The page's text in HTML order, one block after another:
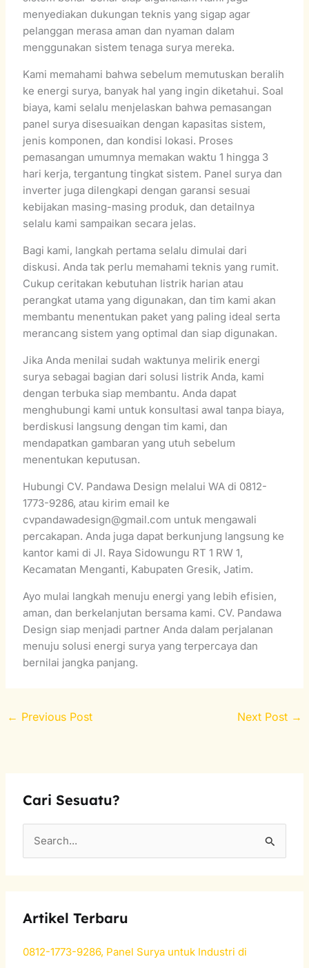
menyediakan dukungan teknis yang sigap agar
pelanggan merasa aman dan nyaman dalam
menggunakan sistem tenaga surya mereka.
Kami memahami bahwa sebelum memutuskan beralih
ke energi surya, banyak hal yang ingin diketahui. Soal
biaya, kami selalu menjelaskan bahwa pemasangan
panel surya disesuaikan dengan kapasitas sistem,
jenis komponen, dan kondisi lokasi. Proses
pemasangan umumnya memakan waktu 1 hingga 3
hari kerja, tergantung tingkat sistem. Panel surya dan
inverter juga dilengkapi dengan garansi sesuai
kebijakan masing-masing produk, dan detailnya
selalu kami sampaikan secara jelas.
Bagi kami, langkah pertama selalu dimulai dari
diskusi. Anda tak perlu memahami teknis yang rumit.
Cukup ceritakan kebutuhan listrik harian atau
perangkat utama yang digunakan, dan tim kami akan
membantu menentukan paket yang paling ideal serta
merancang sistem yang optimal dan siap digunakan.
Jika Anda menilai sudah waktunya melirik energi
surya sebagai bagian dari solusi listrik Anda, kami
dengan terbuka siap membantu. Anda dapat
menghubungi kami untuk konsultasi awal tanpa biaya,
berdiskusi langsung dengan tim kami, dan
mendapatkan gambaran yang utuh sebelum
menentukan keputusan.
Hubungi CV. Pandawa Design melalui WA di 0812-
1773-9286, atau kirim email ke
cvpandawadesign@gmail.com untuk mengawali
percakapan. Anda juga dapat berkunjung langsung ke
kantor kami di Jl. Raya Sidowungu RT 1 RW 1,
Kecamatan Menganti, Kabupaten Gresik, Jatim.
Ayo mulai langkah menuju energi yang lebih efisien,
aman, dan berkelanjutan bersama kami. CV. Pandawa
Design siap menjadi partner Anda dalam perjalanan
menuju solusi energi surya yang terpercaya dan
bernilai jangka panjang.
← Previous Post Next Post →
Cari Sesuatu?
c
h
Artikel Terbaru
0812-1773-9286, Panel Surya untuk Industri di